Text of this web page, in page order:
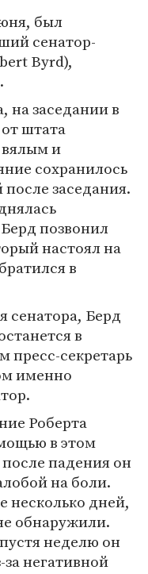
был
сенатор-
Byrd),
.
на заседании в
штата
и
сохранилось
заседания.
позвонил
настоял на
в
сенатора, Берд
в
пресс-секретарь
именно
Роберта
в этом
падения он
на боли.
несколько дней,
обнаружили.
неделю он
негативной